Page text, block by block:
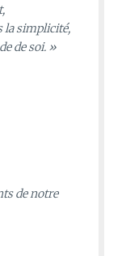
la simplicité,
de soi. »
de notre